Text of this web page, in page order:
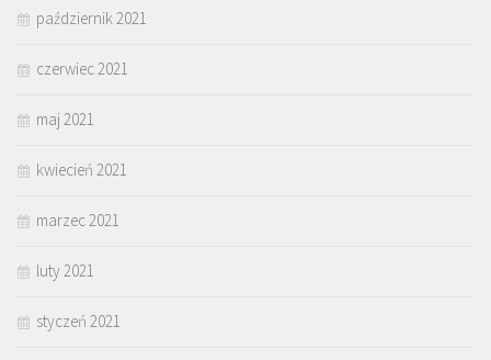
październik 2021
czerwiec 2021
maj 2021
kwiecień 2021
marzec 2021
luty 2021
styczeń 2021